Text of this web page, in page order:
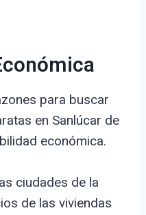
para buscar
en Sanlúcar de
económica.
ciudades de la
de las viviendas